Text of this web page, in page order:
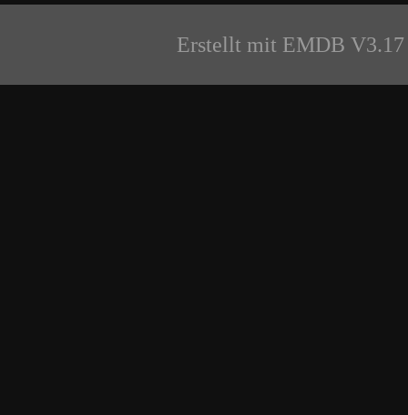
Erstellt mit EMDB V3.17